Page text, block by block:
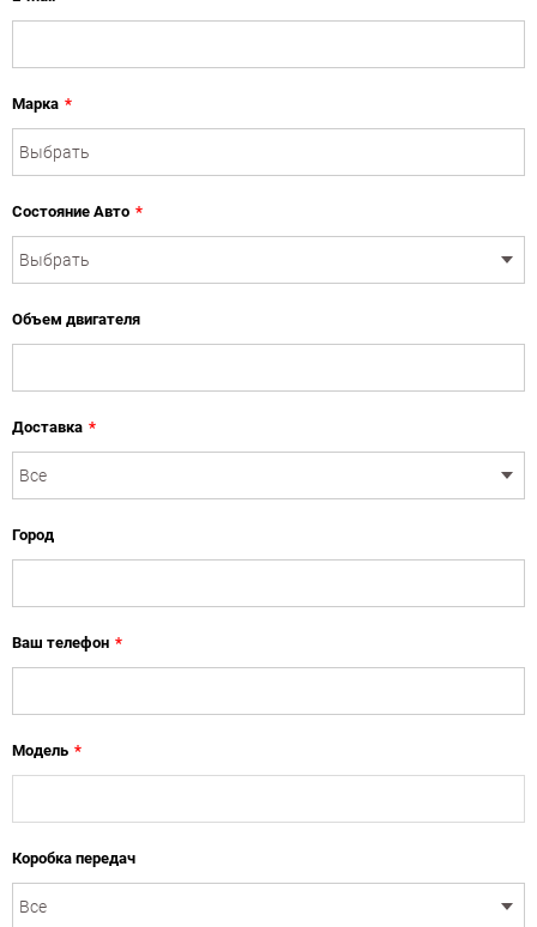
Марка *
Состояние Авто *
Объем двигателя
Доставка *
Город
Ваш телефон *
Модель *
Коробка передач